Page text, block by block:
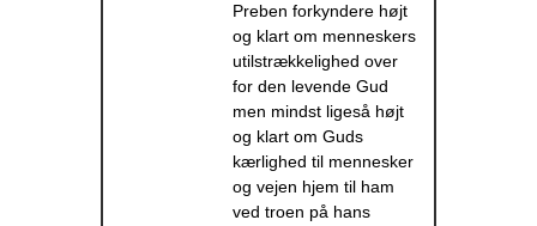
Preben forkyndere højt
og klart om menneskers
utilstrækkelighed over
for den levende Gud
men mindst ligeså højt
og klart om Guds
kærlighed til mennesker
og vejen hjem til ham
ved troen på hans